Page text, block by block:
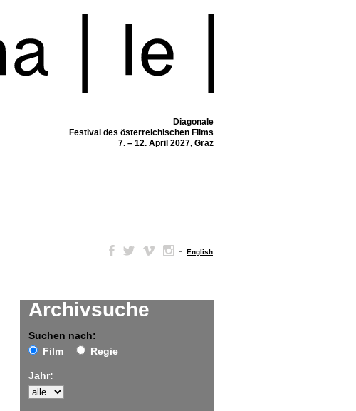
Diagonale
Festival des österreichischen Films
7. – 12. April 2027, Graz
– English
Archivsuche
Suchen nach:
Film
Regie
Jahr: